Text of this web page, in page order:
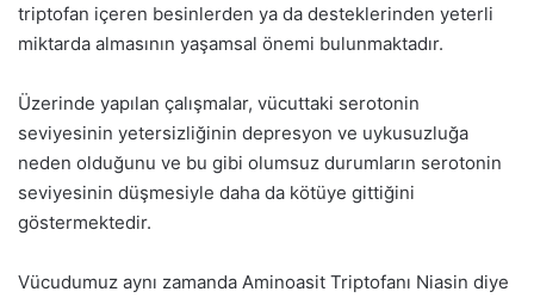
triptofan içeren besinlerden ya da desteklerinden yeterli
miktarda almasının yaşamsal önemi bulunmaktadır.
Üzerinde yapılan çalışmalar, vücuttaki serotonin
seviyesinin yetersizliğinin depresyon ve uykusuzluğa
neden olduğunu ve bu gibi olumsuz durumların serotonin
seviyesinin düşmesiyle daha da kötüye gittiğini
göstermektedir.
Vücudumuz aynı zamanda Aminoasit Triptofanı Niasin diye